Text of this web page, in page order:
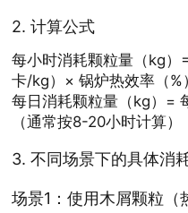
2.计算公式
每小时消耗颗粒量（kg
卡/kg）× 锅炉热效率（%
每日消耗颗粒量（kg）=
（通常按8-20小时计算）
3.不同场景下的具体消
场景1：使用木屑颗粒